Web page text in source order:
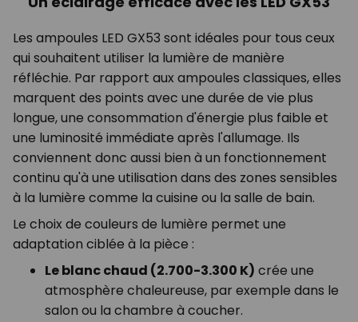
Les ampoules LED GX53 sont idéales pour tous ceux
qui souhaitent utiliser la lumière de manière
réfléchie. Par rapport aux ampoules classiques, elles
marquent des points avec une durée de vie plus
longue, une consommation d'énergie plus faible et
une luminosité immédiate après l'allumage. Ils
conviennent donc aussi bien à un fonctionnement
continu qu'à une utilisation dans des zones sensibles
à la lumière comme la cuisine ou la salle de bain.
Le choix de couleurs de lumière permet une
adaptation ciblée à la pièce :
Le blanc chaud (2.700-3.300 K) crée une
atmosphère chaleureuse, par exemple dans le
salon ou la chambre à coucher.